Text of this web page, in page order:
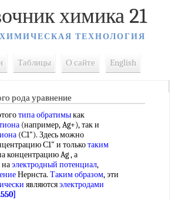
химика 21
ТЕХНОЛОГИЯ
Таблицы О сайте English
рода уравнение
типа обратимыкак
(например, Ag+), так и
(С1"). Здесь можно
С1" и толькотаким
концентрацию Ag , а
наэлектродный потенциал,
Нернста. Таким образом, эти
являютсяэлектродами